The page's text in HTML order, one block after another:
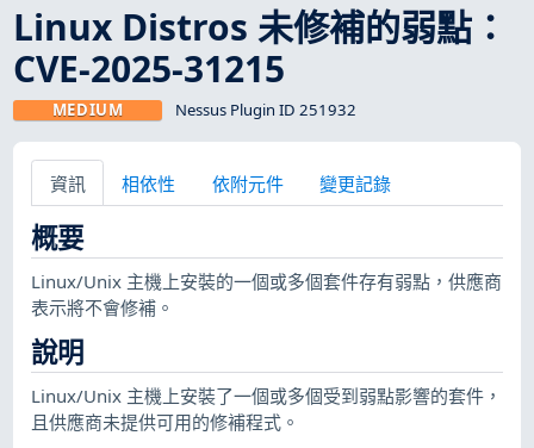
Linux Distros 未修補的弱點：
CVE-2025-31215
MEDIUM Nessus Plugin ID 251932
資訊 相依性 依附元件 變更記錄
概要
Linux/Unix 主機上安裝的一個或多個套件存有弱點，供應商
表示將不會修補。
說明
Linux/Unix 主機上安裝了一個或多個受到弱點影響的套件，
且供應商未提供可用的修補程式。